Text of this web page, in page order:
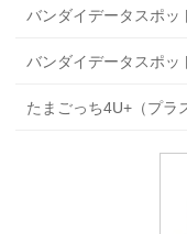
バンダイデータスポッ
バンダイデータスポッ
たまごっち4U+（プラ